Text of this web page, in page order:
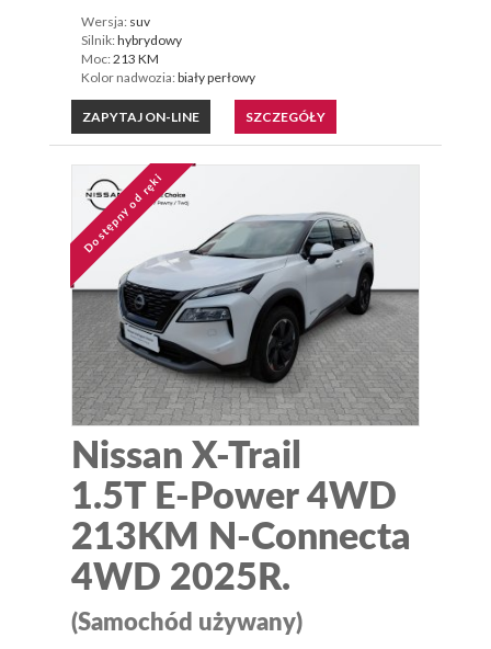
Wersja: suv
Silnik: hybrydowy
Moc: 213 KM
Kolor nadwozia: biały perłowy
ZAPYTAJ ON-LINE SZCZEGÓŁY
Dostępny od ręki
Nissan X-Trail
1.5T E-Power 4WD
213KM N-Connecta
4WD 2025R.
(Samochód używany)